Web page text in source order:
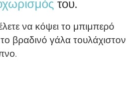
του.
να κόψει το μπιμπερό
το βραδινό γάλα τουλάχιστον